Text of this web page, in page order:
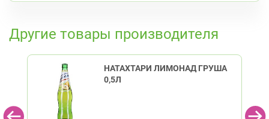
Другие товары производителя
НАТАХТАРИ ЛИМОНАД ГРУША
0,5Л